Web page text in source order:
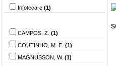
Infoteca-e (1)
CAMPOS, Z. (1)
COUTINHO, M. E. (1)
MAGNUSSON, W. (1)